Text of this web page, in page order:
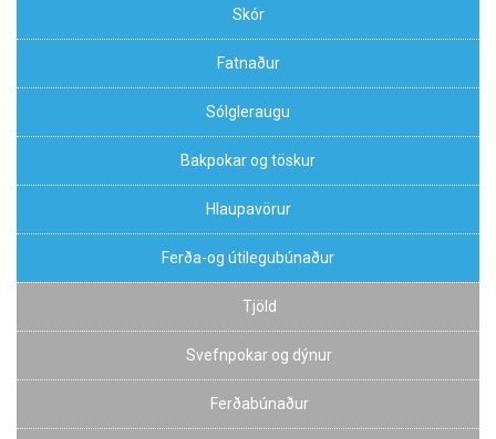
Skór
Fatnaður
Sólgleraugu
Bakpokar og töskur
Hlaupavörur
Ferða-og útilegubúnaður
Tjöld
Svefnpokar og dýnur
Ferðabúnaður